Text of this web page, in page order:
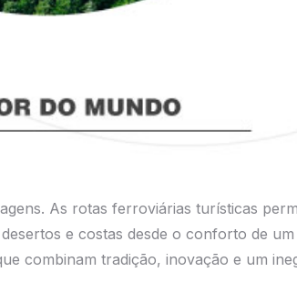
As rotas ferroviárias turísticas
e costas desde o conforto de um
combinam tradição, inovação e um